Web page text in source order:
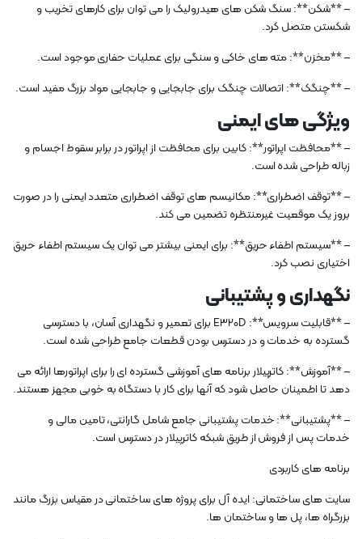
– **شکن**: سنگ شکن های هیدرولیک را می توان برای کارهای تخریب و
شکستن متصل کرد.
– **مخزن**: مته های خاکی و سنگی برای عملیات حفاری موجود است.
– **چنگک**: اتصالات چنگک برای جابجایی و جابجایی مواد بزرگ مفید است.
ویژگی های ایمنی
– **محافظت اپراتور**: کابین برای محافظت از اپراتور در برابر سقوط اجسام و
زباله طراحی شده است.
– **توقف اضطراری**: مکانیسم های توقف اضطراری متعدد ایمنی را در صورت
بروز یک موقعیت غیرمنتظره تضمین می کند.
– **سیستم اطفاء حریق**: برای ایمنی بیشتر می توان یک سیستم اطفاء حریق
اختیاری نصب کرد.
نگهداری و پشتیبانی
– **قابلیت سرویس**: E320D برای تعمیر و نگهداری آسان، با دسترسی
گسترده به خدمات و در دسترس بودن قطعات جامع طراحی شده است.
– **آموزش**: کاترپیلار برنامه های آموزشی گسترده ای را برای اپراتورها ارائه می
دهد تا اطمینان حاصل شود که آنها برای کار با دستگاه به خوبی مجهز هستند.
– **پشتیبانی**: خدمات پشتیبانی جامع شامل گارانتی، تامین مالی و
خدمات پس از فروش از طریق شبکه کاترپیلار در دسترس است.
برنامه های کاربردی
سایت های ساختمانی: ایده آل برای پروژه های ساختمانی در مقیاس بزرگ مانند
بزرگراه ها، پل ها و ساختمان ها.